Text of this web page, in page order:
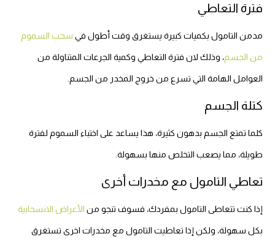
فترة التعاطي
مدمن التامول بكميات كبيرة يستغرق وقت أطول في سحب السموم
من الجسم، وذلك لان فترة التعاطي وكمية الجرعات المتناولة من
العوامل الهامة التي تسرع من خروج المخدر من الجسم.
كتلة الجسم
كلما تمتع الجسم بدهون كثيرة، هذا يساعد على اختباء السموم لفترة
طويلة، مما يصعب التخلص منها بسهولة.
تعاطي التامول مع مخدرات أخرى
إذا كنت تتعاطى التامول بمفردك، فسوف تنجو من الأعراض الانسحابية
بكل سهولة، ولكن إذا تعاطيت التامول مع مخدرات اخرى تستغرق